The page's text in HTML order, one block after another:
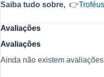
Saiba tudo sobre, 👉
Avaliações
Avaliações
Ainda não existem